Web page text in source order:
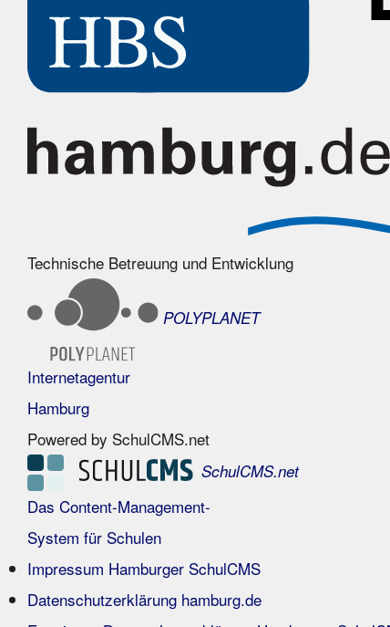
Technische Betreuung und Entwicklung
POLYPLANET
Internetagentur
Hamburg
Powered by SchulCMS.net
SchulCMS.net
Das Content-Management-
System für Schulen
Impressum Hamburger SchulCMS
Datenschutzerklärung hamburg.de